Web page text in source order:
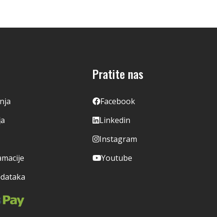
Pratite nas
Facebook
Linkedin
Instagram
Youtube